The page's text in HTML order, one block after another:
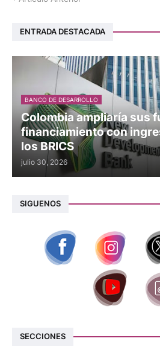
ENTRADA DESTACADA
BANCO DE DESARROLLO
Colombia ampliaría sus
financiamiento con
los BRICS
julio 30, 2026
SIGUENOS
SECCIONES